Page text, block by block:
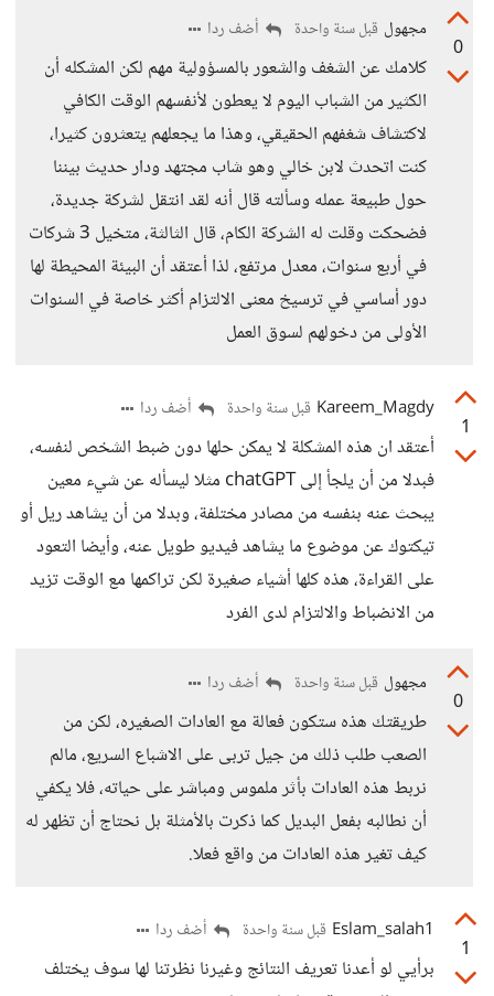
0
مجهول قبل سنة واحدة أضف ردا
كلامك عن الشغف والشعور بالمسؤولية مهم لكن المشكله أن
الكثير من الشباب اليوم لا يعطون لأنفسهم الوقت الكافي
لاكتشاف شغفهم الحقيقي، وهذا ما يجعلهم يتعثرون كثيرا،
كنت اتحدث لابن خالي وهو شاب مجتهد ودار حديث بيننا
حول طبيعة عمله وسألته قال أنه لقد انتقل لشركة جديدة،
فضحكت وقلت له الشركة الكام، قال الثالثة، متخيل 3 شركات
في أربع سنوات، معدل مرتفع، لذا أعتقد أن البيئة المحيطة لها
دور أساسي في ترسيخ معنى الالتزام أكثر خاصة في السنوات
الأولى من دخولهم لسوق العمل
1
Kareem_Magdy قبل سنة واحدة أضف ردا
أعتقد ان هذه المشكلة لا يمكن حلها دون ضبط الشخص لنفسه،
فبدلا من أن يلجأ إلى chatGPT مثلا ليسأله عن شيء معين
يبحث عنه بنفسه من مصادر مختلفة، وبدلا من أن يشاهد ريل أو
تيكتوك عن موضوع ما يشاهد فيديو طويل عنه، وأيضا التعود
على القراءة، هذه كلها أشياء صغيرة لكن تراكمها مع الوقت تزيد
من الانضباط والالتزام لدى الفرد
0
مجهول قبل سنة واحدة أضف ردا
طريقتك هذه ستكون فعالة مع العادات الصغيره، لكن من
الصعب طلب ذلك من جيل تربى على الاشباع السريع، مالم
نربط هذه العادات بأثر ملموس ومباشر على حياته، فلا يكفي
أن نطالبه بفعل البديل كما ذكرت بالأمثلة بل نحتاج أن تظهر له
كيف تغير هذه العادات من واقع فعلا.
1
Eslam_salah1 قبل سنة واحدة أضف ردا
برأيي لو أعدنا تعريف النتائج وغيرنا نظرتنا لها سوف يختلف